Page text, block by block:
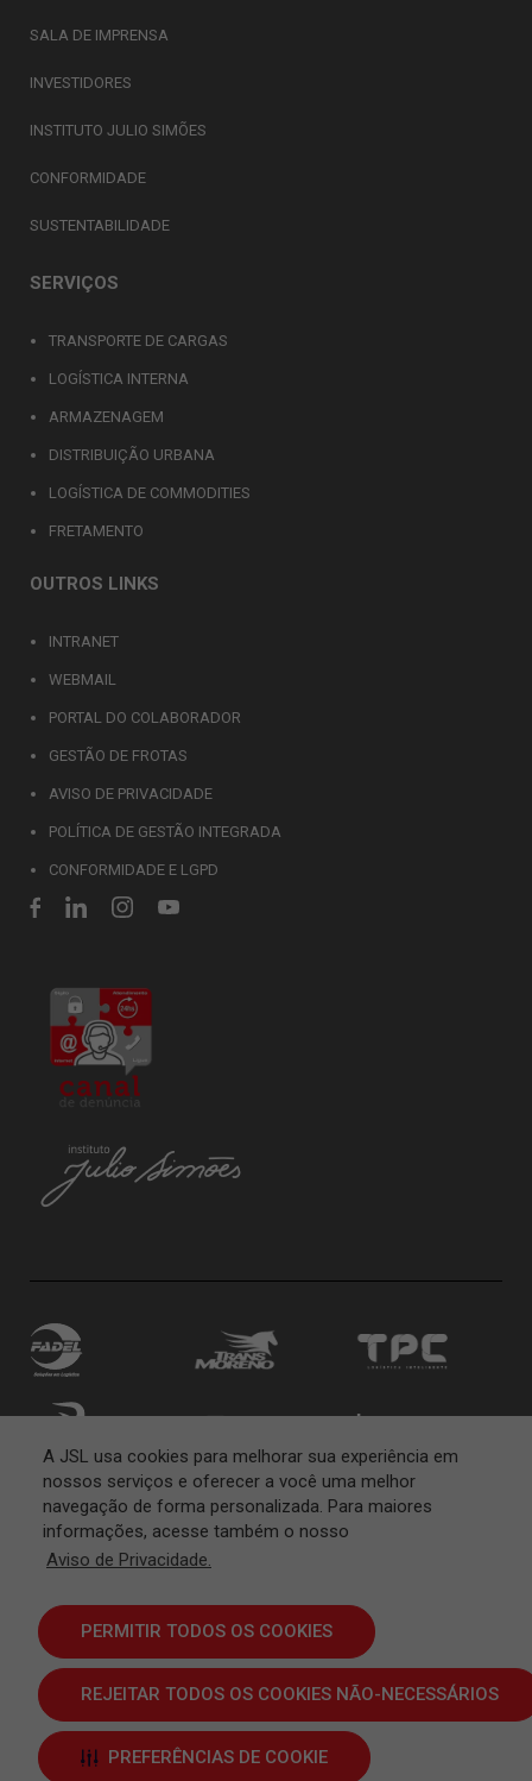
A JSL usa cookies para melhorar sua experiência em
nossos serviços e oferecer a você uma melhor
navegação de forma personalizada. Para maiores
informações, acesse também o nosso
Aviso de Privacidade.
PERMITIR TODOS OS COOKIES
REJEITAR TODOS OS COOKIES NÃO-NECESSÁRIOS
PREFERÊNCIAS DE COOKIE
SALA DE IMPRENSA
INVESTIDORES
INSTITUTO JULIO SIMÕES
CONFORMIDADE
SUSTENTABILIDADE
SERVIÇOS
TRANSPORTE DE CARGAS
LOGÍSTICA INTERNA
ARMAZENAGEM
DISTRIBUIÇÃO URBANA
LOGÍSTICA DE COMMODITIES
FRETAMENTO
OUTROS LINKS
INTRANET
WEBMAIL
PORTAL DO COLABORADOR
GESTÃO DE FROTAS
AVISO DE PRIVACIDADE
POLÍTICA DE GESTÃO INTEGRADA
CONFORMIDADE E LGPD
JSL S.A. © 2024 | Todos os direitos reservados
Termos e Condições